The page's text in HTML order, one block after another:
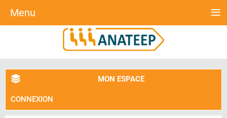
MON ESPACE
CONNEXION
Menu ≡